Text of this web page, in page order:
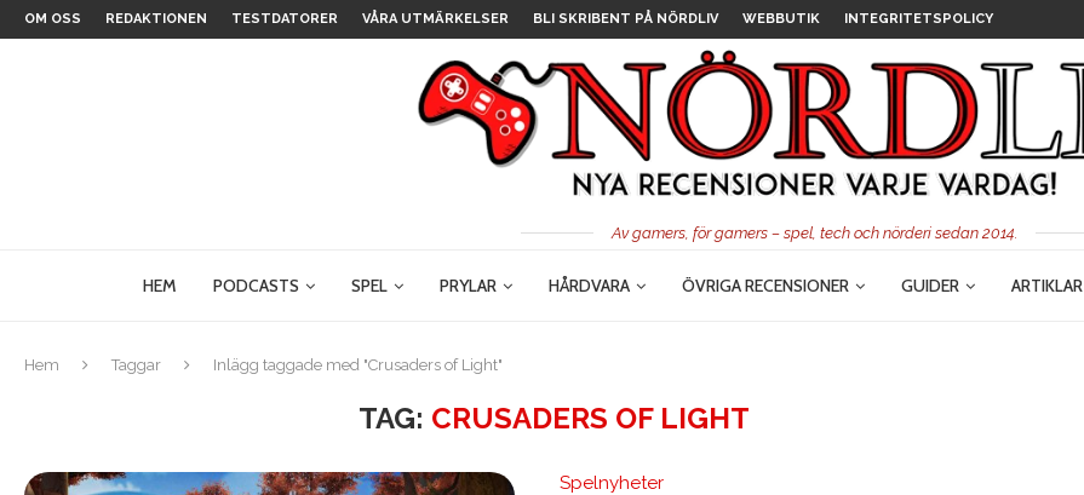
OM OSS REDAKTIONEN TESTDATORER VÅRA UTMÄRKELSER BLI SKRIBENT PÅ NÖRDLIV WEBBUTIK INTEGRITETSPOLICY
Av gamers, för gamers – spel, tech och nörderi sedan 2014.
HEM PODCASTS SPEL PRYLAR HÅRDVARA ÖVRIGA RECENSIONER GUIDER ARTIKLAR
Hem Taggar Inlägg taggade med "Crusaders of Light"
TAG: CRUSADERS OF LIGHT
Spelnyheter